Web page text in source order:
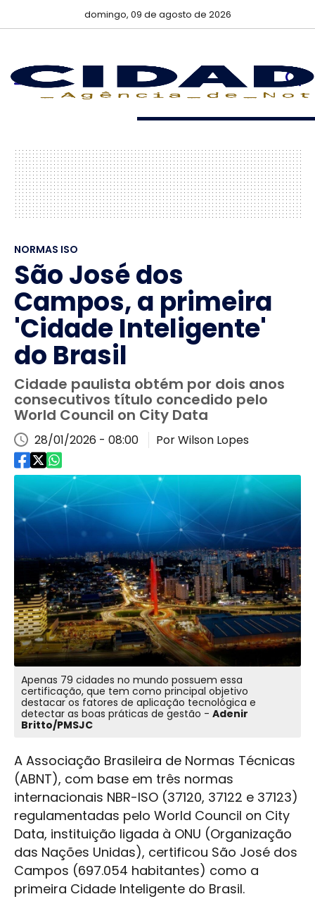
domingo, 09 de agosto de 2026
NORMAS ISO
São José dos
Campos, a primeira
'Cidade Inteligente'
do Brasil
Cidade paulista obtém por dois anos
consecutivos título concedido pelo
World Council on City Data
28/01/2026 - 08:00 Por Wilson Lopes
Apenas 79 cidades no mundo possuem essa
certificação, que tem como principal objetivo
destacar os fatores de aplicação tecnológica e
detectar as boas práticas de gestão - Adenir
Britto/PMSJC
A Associação Brasileira de Normas Técnicas
(ABNT), com base em três normas
internacionais NBR-ISO (37120, 37122 e 37123)
regulamentadas pelo World Council on City
Data, instituição ligada à ONU (Organização
das Nações Unidas), certificou São José dos
Campos (697.054 habitantes) como a
primeira Cidade Inteligente do Brasil.